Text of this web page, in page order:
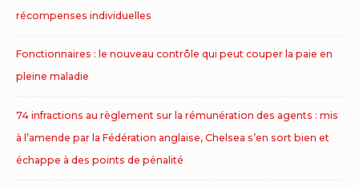
récompenses individuelles
Fonctionnaires : le nouveau contrôle qui peut couper la paie en
pleine maladie
74 infractions au règlement sur la rémunération des agents : mis
à l’amende par la Fédération anglaise, Chelsea s’en sort bien et
échappe à des points de pénalité